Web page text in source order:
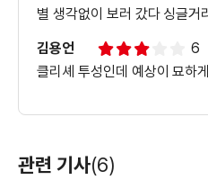
별 생각없이 보러 갔다 싱글거
김용언
6
클리셰 투성인데 예상이 묘하
관련 기사(6)